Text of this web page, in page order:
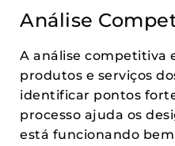
Análise
A análise competitiva
produtos e serviços
identificar pontos
processo ajuda os
está funcionando